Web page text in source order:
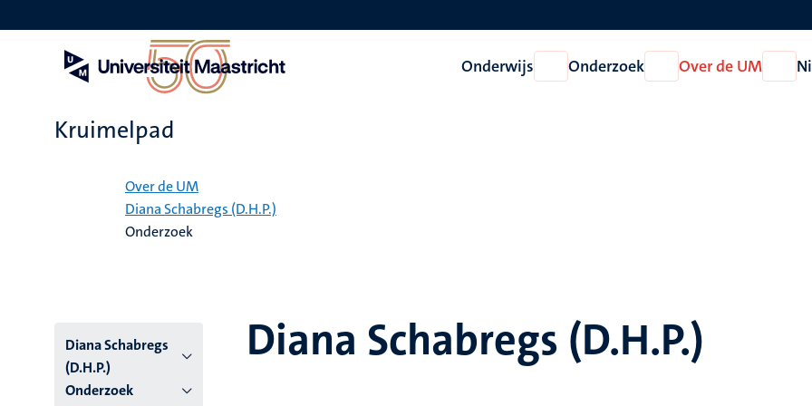
en
Onderwijs
Open
Onderwijs
Onderzoek
Open
Onderzoek
Over de UM
Open
Over
Kruimelpad
Over de UM
Diana Schabregs (D.H.P.)
Onderzoek
Diana Schabregs
(D.H.P.)
Onderzoek
Diana Schabregs (D.H.P.)